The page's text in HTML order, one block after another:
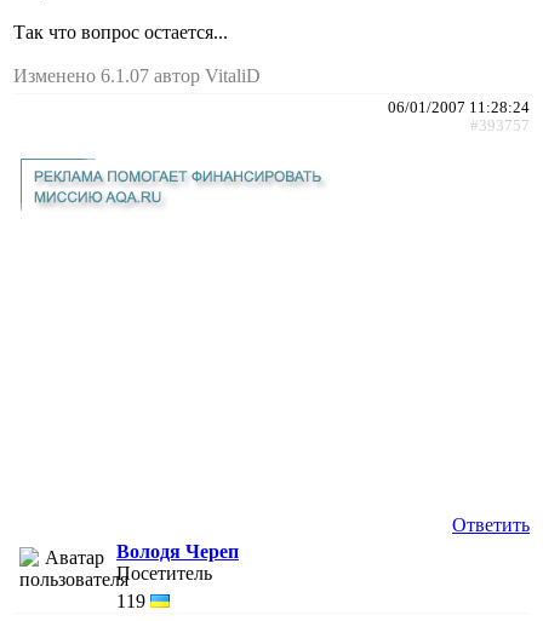
Так что вопрос остается...
Изменено 6.1.07 автор VitaliD
06/01/2007 11:28:24
#393757
Ответить
Володя Череп
Посетитель
119